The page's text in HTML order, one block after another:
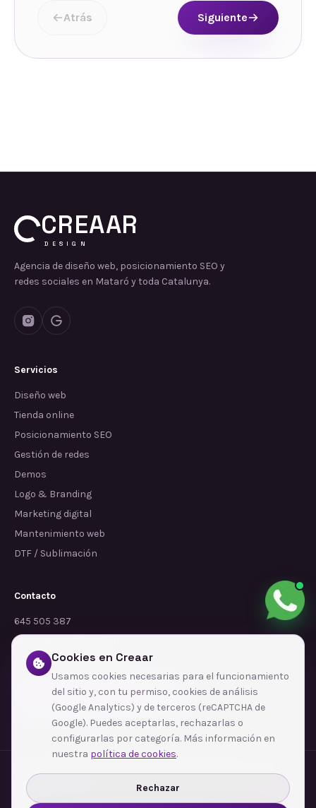
Atrás Siguiente
CREAAR
DESIGN
Agencia de diseño web, posicionamiento SEO y
redes sociales en Mataró y toda Catalunya.
Servicios
Diseño web
Tienda online
Posicionamiento SEO
Gestión de redes
Demos
Logo & Branding
Marketing digital
Mantenimiento web
DTF / Sublimación
Contacto
645 505 387
info@dependalium.com
Mataró (Barcelona)
Déjanos tu reseña en Google
Zonas de cobertura·Barcelona·L'Hospitalet de Llobregat·Terrassa·Badalona
Sabadell
Santa Coloma de Gramenet
Ver todas las zonas →
Cookies en Creaar
Usamos cookies necesarias para el funcionamiento
del sitio y, con tu permiso, cookies de análisis
(Google Analytics) y de terceros (reCAPTCHA de
Google). Puedes aceptarlas, rechazarlas o
configurarlas por categoría. Más información en
nuestra política de cookies.
Rechazar